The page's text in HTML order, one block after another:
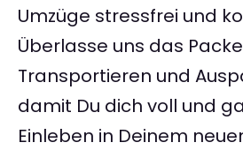
Umzüge stressfrei und
Überlasse uns das
Transportieren und
damit Du dich voll und
Einleben in Deinem